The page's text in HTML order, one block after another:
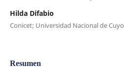
Hilda Difabio
Conicet; Universidad Nacional de Cuyo
Resumen